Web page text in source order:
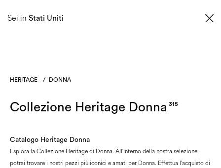
Sei in Stati Uniti
HERITAGE / DONNA
Collezione Heritage Donna 315
Catalogo Heritage Donna
Esplora la Collezione Heritage di Donna. All'interno della nostra selezione,
potrai trovare i nostri pezzi più iconici e amati per Donna. Effettua l'acquisto di